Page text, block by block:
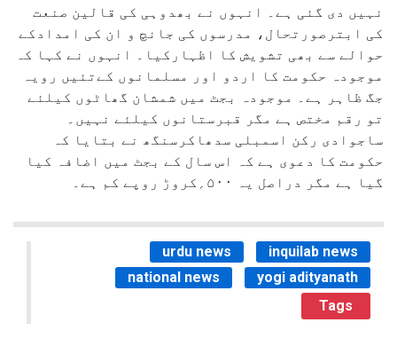
نہیں دی گئی ہے۔ انہوں نے بھدوہی کی قالین صنعت
کی ابترصورتحال، مدرسوں کی جانچ و ان کی امدادکے
حوالے سے بھی تشویش کا اظہارکیا۔ انہوں نے کہا کہ
موجودہ حکومت کا اردو اور مسلمانوں کےتئیں رویہ
جگ ظاہر ہے۔ موجودہ بجٹ میں شمشان گھاٹوں کیلئے
تو رقم مختص ہے مگر قبرستانوں کیلئے نہیں۔
ساجوادی رکن اسمبلی سدھاکرسنگھ نے بتایا کہ
حکومت کا دعوی ہے کہ اس سال کے بجٹ میں اضافہ کیا
گیا ہے مگر دراصل یہ ۵۰۰؍کروڑ روپے کم ہے۔
urdu news
inquilab news
national news
yogi adityanath
Tags